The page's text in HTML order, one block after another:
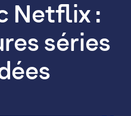
Netflix :
séries